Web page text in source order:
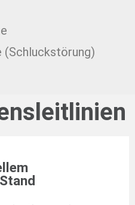
(Schluckstörung)